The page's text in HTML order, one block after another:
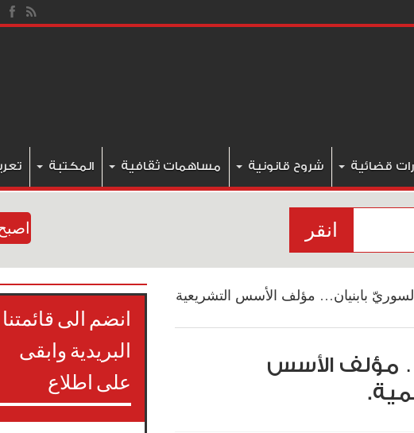
قضائية شروح قانونية مساهمات ثقافية المكتبة
انقر
بابنيان… مؤلف الأسس التشريعية
مؤلف الأسس
انضم الى قائمتنا
البريدية وابقى
على اطلاع